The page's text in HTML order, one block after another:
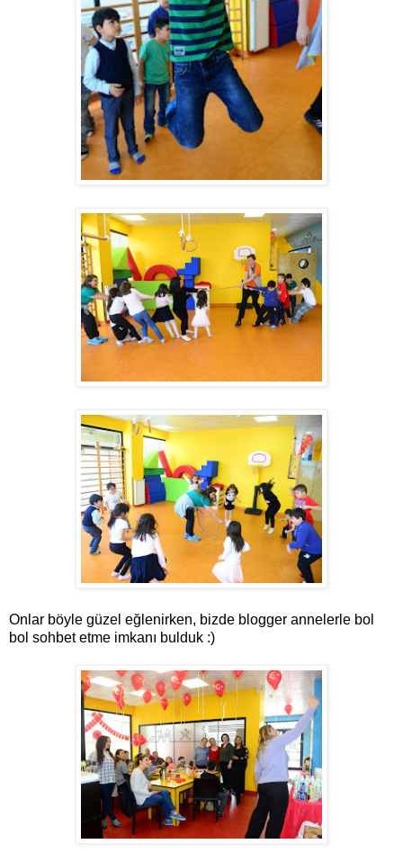
Onlar böyle güzel eğlenirken, bizde blogger annelerle bol
bol sohbet etme imkanı bulduk :)